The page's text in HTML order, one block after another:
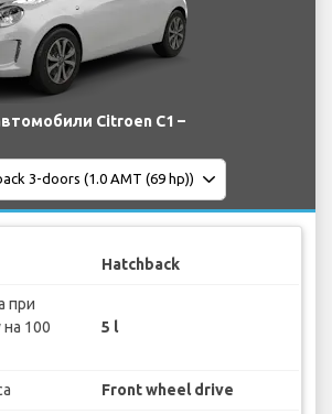
Citroen C1 –
Hatchback
при
100
5 l
Front wheel drive